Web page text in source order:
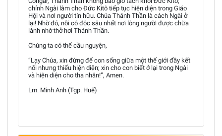
chính Ngài làm cho Đức Kitô tiếp tục hiện diện trong Giáo
Hội và nơi người tín hữu. Chúa Thánh Thần là cách Ngài ở
lại! Nhờ đó, nỗi cô độc sâu nhất nơi lòng người được chữa
lành nhờ thở hơi Thánh Thần.
Chúng ta có thể cầu nguyện,
“Lạy Chúa, xin đừng để con sống giữa một thế giới đầy kết
nối nhưng thiếu hiện diện; xin cho con biết ở lại trong Ngài
và hiện diện cho tha nhân!”, Amen.
Lm. Minh Anh (Tgp. Huế)